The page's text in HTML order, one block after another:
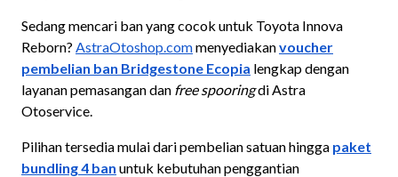
Sedang mencari ban yang cocok untuk Toyota Innova
Reborn? AstraOtoshop.commenyediakanvoucher
pembelian ban Bridgestone Ecopia lengkap dengan
layanan pemasangan dan free spooringdi Astra
Otoservice.
Pilihan tersedia mulai dari pembelian satuan hingga paket
bundling 4 ban untuk kebutuhan penggantian